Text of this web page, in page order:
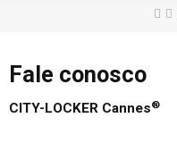
Fale conosco
CITY-LOCKER Cannes®